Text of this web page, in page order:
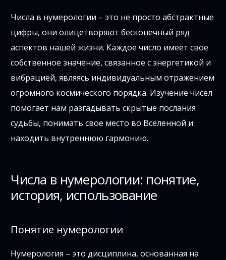
Числа в нумерологии – это не просто абстрактные
цифры, они олицетворяют бесконечный ряд
аспектов нашей жизни. Каждое число имеет свое
собственное значение, связанное с энергетикой и
вибрацией, являясь индивидуальным отражением
огромного космического порядка. Изучение чисел
помогает нам разгадывать скрытые послания
судьбы, понимать свое место во Вселенной и
находить внутреннюю гармонию.
Числа в нумерологии: понятие,
история, использование
Понятие нумерологии
Нумерология – это дисциплина, основанная на